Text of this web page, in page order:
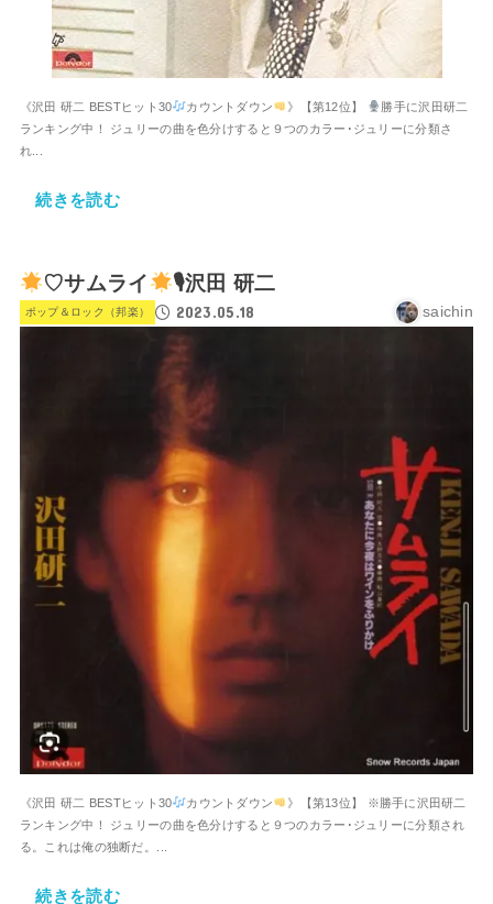
《沢田 研二 BESTヒット30 カウントダウン 》【第12位】
勝手に沢田研二
ランキング中！ ジュリーの曲を色分けすると９つのカラー･ジュリーに分類さ
れ...
続きを読む
♡サムライ 🎙沢田 研二
ポップ＆ロック（邦楽） 2023.05.18 saichin
《沢田 研二 BESTヒット30 カウントダウン
》【第13位】 ※勝手に沢田研二
ランキング中！ ジュリーの曲を色分けすると９つのカラー･ジュリーに分類され
る。これは俺の独断だ。...
続きを読む